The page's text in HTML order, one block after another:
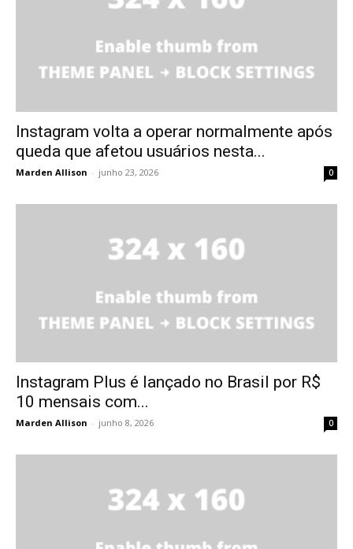
Instagram volta a operar normalmente após
queda que afetou usuários nesta...
Marden Allison - junho 23, 2026 0
Instagram Plus é lançado no Brasil por R$
10 mensais com...
Marden Allison - junho 8, 2026 0